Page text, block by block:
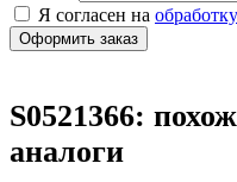
Я согласен на
S0521366:
аналоги